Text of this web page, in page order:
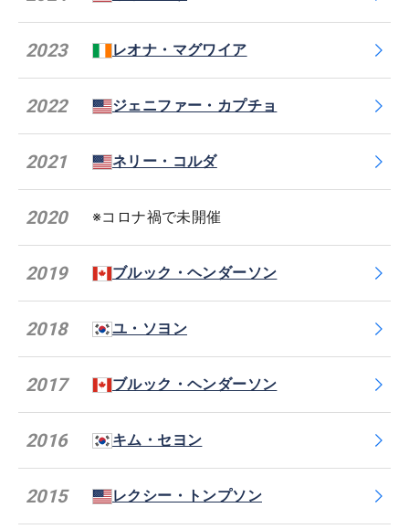
2023 レオナ・マグワイア
2022 ジェニファー・カプチョ
2021 ネリー・コルダ
2020 ※コロナ禍で未開催
2019 ブルック・ヘンダーソン
2018 ユ・ソヨン
2017 ブルック・ヘンダーソン
2016 キム・セヨン
2015 レクシー・トンプソン